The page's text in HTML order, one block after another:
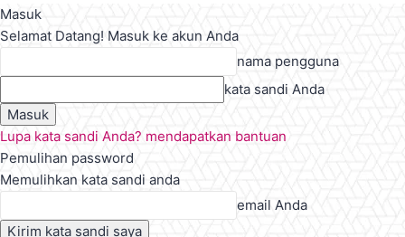
Masuk
Selamat Datang! Masuk ke akun Anda
nama pengguna
kata sandi Anda
Lupa kata sandi Anda? mendapatkan bantuan
Pemulihan password
Memulihkan kata sandi anda
email Anda